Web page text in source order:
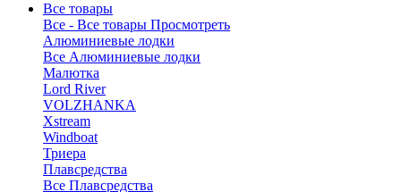
Все товары
Все - Все товары Просмотреть
Алюминиевые лодки
Все Алюминиевые лодки
Малютка
Lord River
VOLZHANKA
Xstream
Windboat
Триера
Плавсредства
Все Плавсредства